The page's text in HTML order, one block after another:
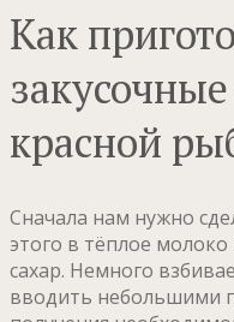
Как
красной
Сначала нам нужно
этого в тёплое
сахар. Немного
вводить небольшими